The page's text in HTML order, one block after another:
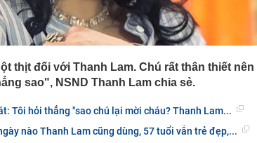
thiết kế, Hà Nội giải bài toán chống ngập ra
thịt đối với Thanh Lam. Chú rất thân thiết nên
sao", NSND Thanh Lam chia sẻ.
Tôi hỏi thẳng "sao chú lại mời cháu? Thanh Lam...
nào Thanh Lam cũng dùng, 57 tuổi vẫn trẻ đẹp,...